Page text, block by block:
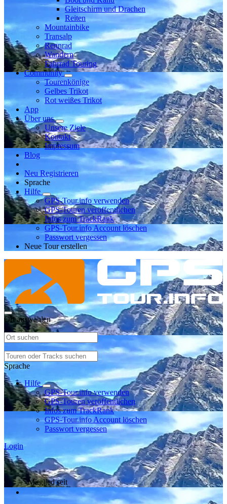
Gleitschirm und Drachen
Reiten
Mountainbike
Transalp
Rennrad
Wandern
Fahrrad Touring
Community
Tourenkönige
Gelbes Trikot
Rot weißes Trikot
App
Über uns
Unsere Ziele
Kontakt
Impressum
Blog
Neu Registrieren
Sprache
Hilfe
GPS-Tour.info verwenden
GPS-Touren veröffentlichen
Infos zum TrackRank
GPS-Tour.info Account löschen
Passwort vergessen
Neue Tour erstellen
Ort auswählen
Sprache
Hilfe
GPS-Tour.info verwenden
GPS-Touren veröffentlichen
Infos zum TrackRank
GPS-Tour.info Account löschen
Passwort vergessen
Login
Mitglied seit